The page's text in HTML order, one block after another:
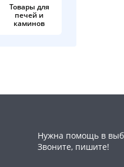
Товары для
печей и
каминов
Нужна помощь в
Звоните, пишите!